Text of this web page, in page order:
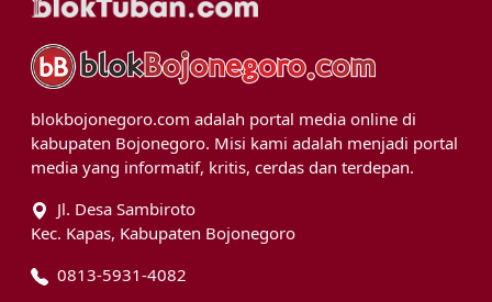
blokbojonegoro.com adalah portal media online di
kabupaten Bojonegoro. Misi kami adalah menjadi portal
media yang informatif, kritis, cerdas dan terdepan.
Jl. Desa Sambiroto
Kec. Kapas, Kabupaten Bojonegoro
0813-5931-4082